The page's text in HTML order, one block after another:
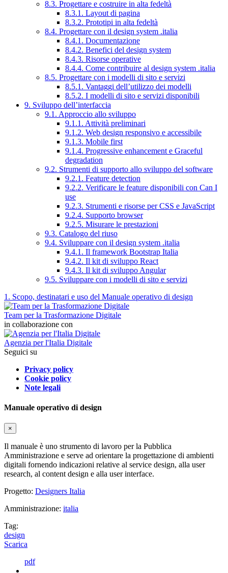
8.3. Progettare e costruire in alta fedeltà
8.3.1. Layout di pagina
8.3.2. Prototipi in alta fedeltà
8.4. Progettare con il design system .italia
8.4.1. Documentazione
8.4.2. Benefici del design system
8.4.3. Risorse operative
8.4.4. Come contribuire al design system .italia
8.5. Progettare con i modelli di sito e servizi
8.5.1. Vantaggi dell’utilizzo dei modelli
8.5.2. I modelli di sito e servizi disponibili
9. Sviluppo dell’interfaccia
9.1. Approccio allo sviluppo
9.1.1. Attività preliminari
9.1.2. Web design responsivo e accessibile
9.1.3. Mobile first
9.1.4. Progressive enhancement e Graceful
degradation
9.2. Strumenti di supporto allo sviluppo del software
9.2.1. Feature detection
9.2.2. Verificare le feature disponibili con Can I
use
9.2.3. Strumenti e risorse per CSS e JavaScript
9.2.4. Supporto browser
9.2.5. Misurare le prestazioni
9.3. Catalogo del riuso
9.4. Sviluppare con il design system .italia
9.4.1. Il framework Bootstrap Italia
9.4.2. Il kit di sviluppo React
9.4.3. Il kit di sviluppo Angular
9.5. Sviluppare con i modelli di sito e servizi
1. Scopo, destinatari e uso del Manuale operativo di design
Team per la Trasformazione Digitale
in collaborazione con
Agenzia per l'Italia Digitale
Seguici su
Privacy policy
Cookie policy
Note legali
Manuale operativo di design
×
Il manuale è uno strumento di lavoro per la Pubblica
Amministrazione e serve ad orientare la progettazione di ambienti
digitali fornendo indicazioni relative al service design, alla user
research, al content design e alla user interface.
Progetto: Designers Italia
Amministrazione: italia
Tag:
design
Scarica
pdf